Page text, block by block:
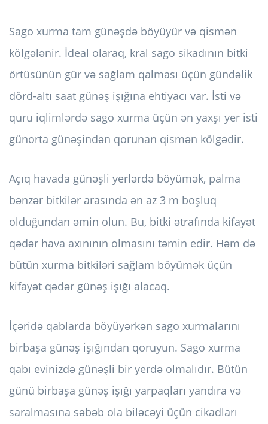
Sago xurma tam günəşdə böyüyür və qismən
kölgələnir. İdeal olaraq, kral sago sikadının bitki
örtüsünün gür və sağlam qalması üçün gündəlik
dörd-altı saat günəş işığına ehtiyacı var. İsti və
quru iqlimlərdə sago xurma üçün ən yaxşı yer isti
günorta günəşindən qorunan qismən kölgədir.
Açıq havada günəşli yerlərdə böyümək, palma
bənzər bitkilər arasında ən az 3 m boşluq
olduğundan əmin olun. Bu, bitki ətrafında kifayət
qədər hava axınının olmasını təmin edir. Həm də
bütün xurma bitkiləri sağlam böyümək üçün
kifayət qədər günəş işığı alacaq.
İçəridə qablarda böyüyərkən sago xurmalarını
birbaşa günəş işığından qoruyun. Sago xurma
qabı evinizdə günəşli bir yerdə olmalıdır. Bütün
günü birbaşa günəş işığı yarpaqları yandıra və
saralmasına səbəb ola biləcəyi üçün cikadları